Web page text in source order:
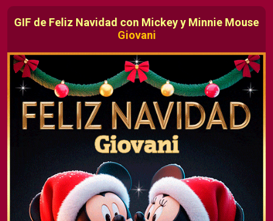
GIF de Feliz Navidad con Mickey y Minnie Mouse
Giovani